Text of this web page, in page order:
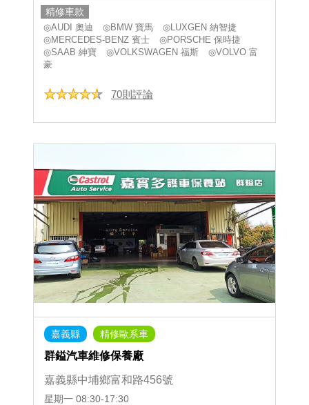
精修車款
◎AUDI 奧迪 ◎BMW 寶馬
◎LUXGEN 納智捷
◎MERCEDES-BENZ 賓士
◎PORSCHE 保時捷
◎SAAB 紳寶
◎VOLKSWAGEN 福斯
◎VOLVO 富
豪
70則評論
嘉義縣 精修歐系車
群鎰汽車維修保養廠
嘉義縣中埔鄉富和路456號
星期一 08:30-17:30